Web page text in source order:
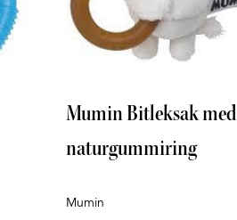
Mumin Bitleksak med
naturgummiring
Mumin